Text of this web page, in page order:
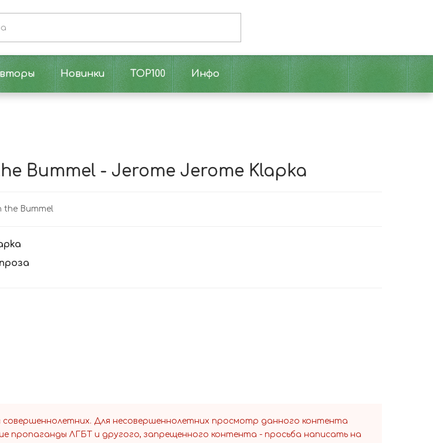
Новинки TOP100 Инфо
Bummel - Jerome Jerome Klapka
the Bummel
Для несовершеннолетних просмотр данного контента
пропаганды ЛГБТ и другого, запрещенного контента - просьба написать на